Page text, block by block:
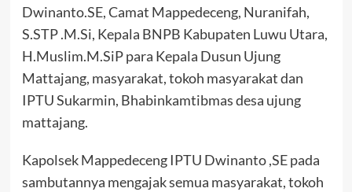
Dwinanto.SE, Camat Mappedeceng, Nuranifah,
S.STP .M.Si, Kepala BNPB Kabupaten Luwu Utara,
H.Muslim.M.SiP para Kepala Dusun Ujung
Mattajang, masyarakat, tokoh masyarakat dan
IPTU Sukarmin, Bhabinkamtibmas desa ujung
mattajang.
Kapolsek Mappedeceng IPTU Dwinanto ,SE pada
sambutannya mengajak semua masyarakat, tokoh